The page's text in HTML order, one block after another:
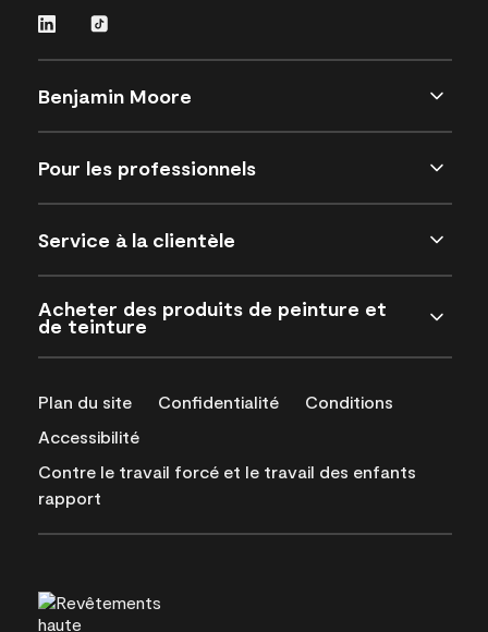
Benjamin Moore
Pour les professionnels
Service à la clientèle
Acheter des produits de peinture et
de teinture
Plan du site Confidentialité
Conditions
Accessibilité
Contre le travail forcé et le travail des enfants
rapport